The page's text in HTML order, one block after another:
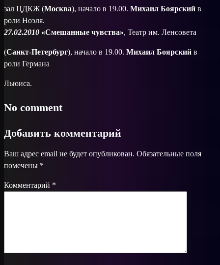
зал ЦДКЖ (Москва), начало в 19.00. Михаил Боярский в
роли Ноэля.
27.02.2010 «Смешанные чувства», Театр им. Ленсовета
(Санкт-Петербург), начало в 19.00. Михаил Боярский в
роли Германа
Льюиса.
No comment
Добавить комментарий
Ваш адрес email не будет опубликован. Обязательные поля
помечены *
Комментарий *